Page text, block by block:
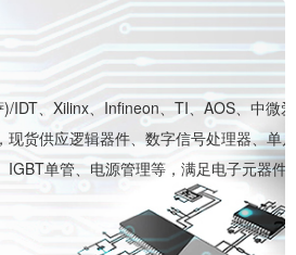
IDT、Xilinx、Infineon、TI、AOS、中微爱
现货供应逻辑器件、数字信号处理器、单片
IGBT单管、电源管理等，满足电子元器件